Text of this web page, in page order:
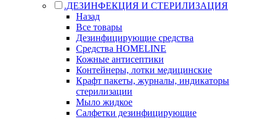
.ДЕЗИНФЕКЦИЯ И СТЕРИЛИЗАЦИЯ
Назад
Все товары
Дезинфицирующие средства
Средства HOMELINE
Кожные антисептики
Контейнеры, лотки медицинские
Крафт пакеты, журналы, индикаторы
стерилизации
Мыло жидкое
Салфетки дезинфицирующие